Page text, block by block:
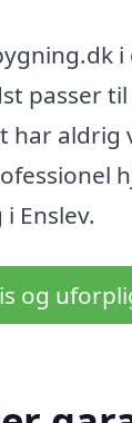
i
passer
har
Enslev.
og